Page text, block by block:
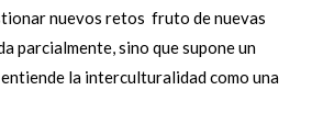
nuevos retos fruto de nuevas
parcialmente, sino que supone un
la interculturalidad como una